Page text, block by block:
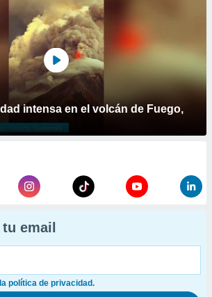
intensa en el volcán de Fuego,
email
política de privacidad.